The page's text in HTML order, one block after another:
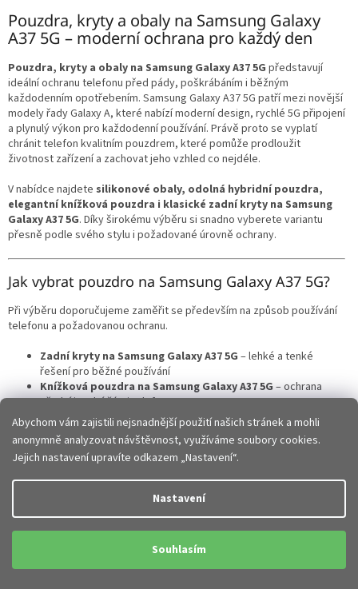
Abychom vám zajistili nejsnadnější použití našich stránek a mohli
anonymně analyzovat návštěvnost, využíváme soubory cookies.
Jejich nastavení upravíte odkazem „Nastavení“.
Nastavení
Souhlasím
a
c
í
p
r
v
k
y
v
ý
i
s
u
v
á
n
Pouzdra, kryty a obaly na Samsung Galaxy
A37 5G – moderní ochrana pro každý den
Pouzdra, kryty a obaly na Samsung Galaxy A37 5G představují
ideální ochranu telefonu před pády, poškrábáním i běžným
každodenním opotřebením. Samsung Galaxy A37 5G patří mezi novější
modely řady Galaxy A, které nabízí moderní design, rychlé 5G připojení
a plynulý výkon pro každodenní používání. Právě proto se vyplatí
chránit telefon kvalitním pouzdrem, které pomůže prodloužit
životnost zařízení a zachovat jeho vzhled co nejdéle.
V nabídce najdete silikonové obaly, odolná hybridní pouzdra,
elegantní knížková pouzdra i klasické zadní kryty na Samsung
Galaxy A37 5G. Díky širokému výběru si snadno vyberete variantu
přesně podle svého stylu i požadované úrovně ochrany.
Jak vybrat pouzdro na Samsung Galaxy A37 5G?
Při výběru doporučujeme zaměřit se především na způsob používání
telefonu a požadovanou ochranu.
Zadní kryty na Samsung Galaxy A37 5G – lehké a tenké
řešení pro běžné používání
Knížková pouzdra na Samsung Galaxy A37 5G– ochrana
přední i zadní části telefonu
Hybridní pouzdra– zesílené rohy a vyšší ochrana při pádech
Silikonové obaly– pružné, příjemné do ruky a dobře tlumí
nárazy
Elegantní obaly– stylový vzhled vhodný do práce i na běžné
nošení
Každý typ pouzdra nabízí jiné výhody a záleží jen na tom, zda
preferujete maximální ochranu, tenké provedení nebo elegantní
design.